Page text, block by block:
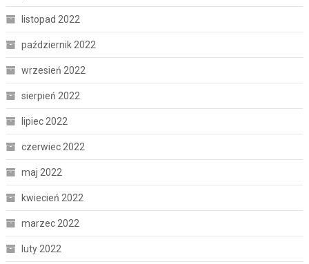
listopad 2022
październik 2022
wrzesień 2022
sierpień 2022
lipiec 2022
czerwiec 2022
maj 2022
kwiecień 2022
marzec 2022
luty 2022